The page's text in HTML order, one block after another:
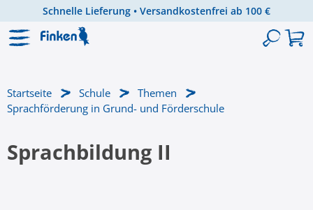
Zum Hauptinhalt springen
Schnelle Lieferung • Versandkostenfrei ab 100 €
Startseite Schule
Themen
Sprachförderung in Grund- und Förderschule
Sprachbildung II